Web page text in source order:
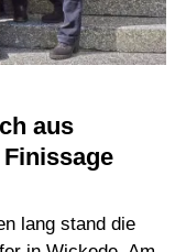
aus
lang stand die